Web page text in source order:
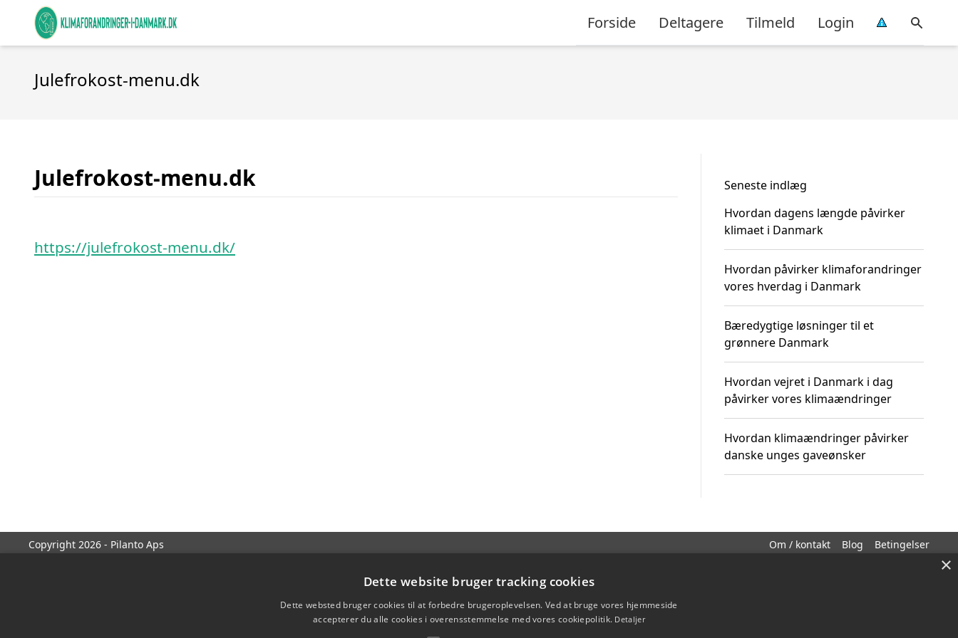
Forside Deltagere Tilmeld Login
Julefrokost-menu.dk
Julefrokost-menu.dk
https://julefrokost-menu.dk/
Seneste indlæg
Hvordan dagens længde påvirker
klimaet i Danmark
Hvordan påvirker klimaforandringer
vores hverdag i Danmark
Bæredygtige løsninger til et
grønnere Danmark
Hvordan vejret i Danmark i dag
påvirker vores klimaændringer
Hvordan klimaændringer påvirker
danske unges gaveønsker
Copyright 2026 - Pilanto Aps Om / kontakt Blog Betingelser
×
Dette website bruger tracking cookies
Dette websted bruger cookies til at forbedre brugeroplevelsen. Ved at bruge vores hjemmeside
accepterer du alle cookies i overensstemmelse med vores cookiepolitik. Detaljer